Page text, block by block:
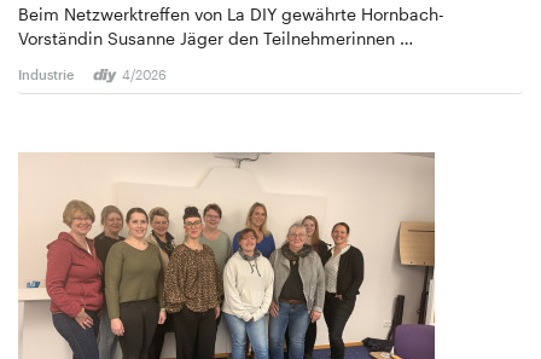
Beim Netzwerktreffen von La DIY gewährte Hornbach-
Vorständin Susanne Jäger den Teilnehmerinnen …
Industrie 4/2026